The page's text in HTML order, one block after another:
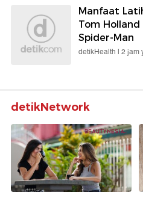
Manfaat
Tom
Spider-Man
detikHealth | 2 jam
detikNetwork